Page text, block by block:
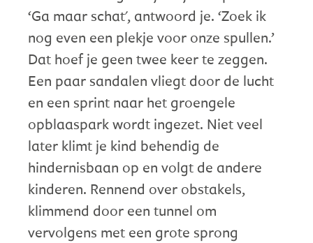
‘Ga maar schat', antwoord je. ‘Zoek ik
nog even een plekje voor onze spullen.’
Dat hoef je geen twee keer te zeggen.
Een paar sandalen vliegt door de lucht
en een sprint naar het groengele
opblaaspark wordt ingezet. Niet veel
later klimt je kind behendig de
hindernisbaan op en volgt de andere
kinderen. Rennend over obstakels,
klimmend door een tunnel om
vervolgens met een grote sprong